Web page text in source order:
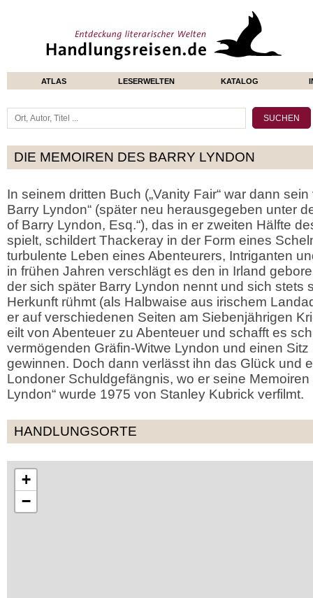
ATLAS LESERWELTEN KATALOG
DIE MEMOIREN DES BARRY LYNDON
In seinem dritten Buch („Vanity Fair“ war dann
Barry Lyndon“ (später neu herausgegeben unter
of Barry Lyndon, Esq.“), das in er zweiten Hälfte
spielt, schildert Thackeray in der Form eines
turbulente Leben eines Abenteurers, Intriganten
in frühen Jahren verschlägt es den in Irland
der sich später Barry Lyndon nennt und sich stets
Herkunft rühmt (als Halbwaise aus irischem
er auf verschiedenen Seiten am Siebenjährigen
eilt von Abenteuer zu Abenteuer und schafft es
vermögenden Gräfin-Witwe Lyndon und einen
gewinnen. Doch dann verlässt ihn das Glück und
Londoner Schuldgefängnis, wo er seine Memoiren
Lyndon“ wurde 1975 von Stanley Kubrick verfilmt.
HANDLUNGSORTE
+
−